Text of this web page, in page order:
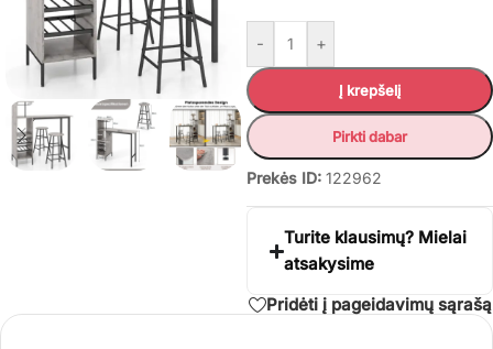
- +
Į krepšelį
Pirkti dabar
Prekės ID: 122962
Turite klausimų? Mielai
atsakysime
Pridėti į pageidavimų sąrašą